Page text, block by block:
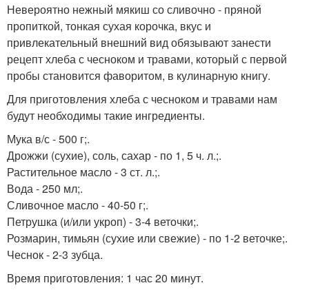
Невероятно нежный мякиш со сливочно - пряной
пропиткой, тонкая сухая корочка, вкус и
привлекательный внешний вид обязывают занести
рецепт хлеба с чесноком и травами, который с первой
пробы становится фаворитом, в кулинарную книгу.
Для приготовления хлеба с чесноком и травами нам
будут необходимы такие ингредиенты.
Мука в/с - 500 г;.
Дрожжи (сухие), соль, сахар - по 1, 5 ч. л.;.
Растительное масло - 3 ст. л.;.
Вода - 250 мл;.
Сливочное масло - 40-50 г;.
Петрушка (и/или укроп) - 3-4 веточки;.
Розмарин, тимьян (сухие или свежие) - по 1-2 веточке;.
Чеснок - 2-3 зубца.
Время приготовления: 1 час 20 минут.